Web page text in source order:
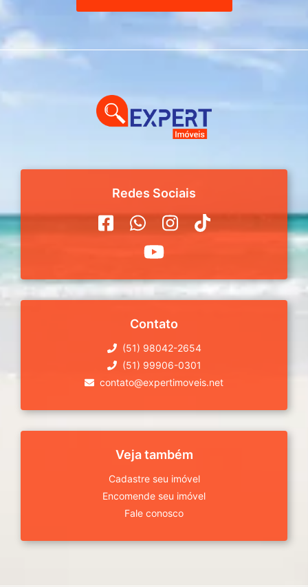
Redes Sociais
Contato
(51) 98042-2654
(51) 99906-0301
contato@expertimoveis.net
Veja também
Cadastre seu imóvel
Encomende seu imóvel
Fale conosco